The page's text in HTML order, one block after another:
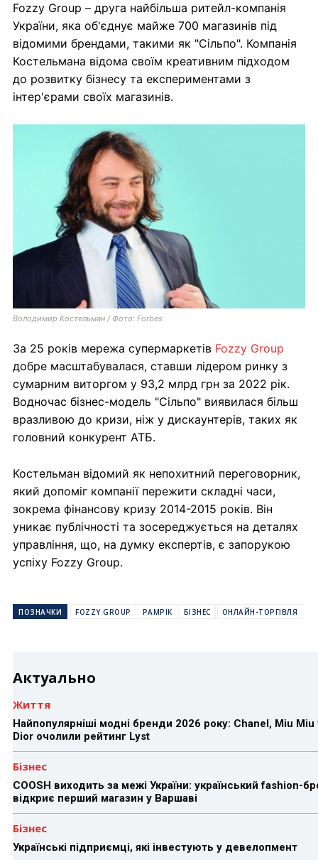
Fozzy Group – друга найбільша ритейл-компанія
України, яка об'єднує майже 700 магазинів під
відомими брендами, такими як "Сільпо". Компанія
Костельмана відома своїм креативним підходом
до розвитку бізнесу та експериментами з
інтер'єрами своїх магазинів.
Володимир Костельман / Фото: Forbes
За 25 років мережа супермаркетів Fozzy Group
добре масштабувалася, ставши лідером ринку з
сумарним виторгом у 93,2 млрд грн за 2022 рік.
Водночас бізнес-модель "Сільпо" виявилася більш
вразливою до кризи, ніж у дискаунтерів, таких як
головний конкурент АТБ.
Костельман відомий як непохитний переговорник,
який допоміг компанії пережити складні часи,
зокрема фінансову кризу 2014-2015 років. Він
уникає публічності та зосереджується на деталях
управління, що, на думку експертів, є запорукою
успіху Fozzy Group.
ПОЗНАЧКИ FOZZY GROUP PAMPIK БІЗНЕС ОНЛАЙН-ТОРГІВЛЯ
Актуально
Життя
Найпопулярніші модні бренди 2026 року: Chanel, Miu Miu
Dior очолили рейтинг Lyst
Бізнес
COOSH виходить за межі України: український fashion-
відкриє перший магазин у Варшаві
Бізнес
Українські підприємці, які інвестують у девелопмент